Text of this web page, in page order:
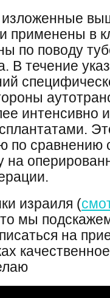
изложенные
применены в
по поводу
В течение
интенсивно
сравнению
на
израиля (
мы
на